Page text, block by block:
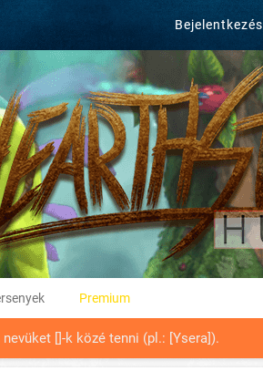
Bejelentkezés
Premium
[]-k közé tenni (pl.: [Ysera]).